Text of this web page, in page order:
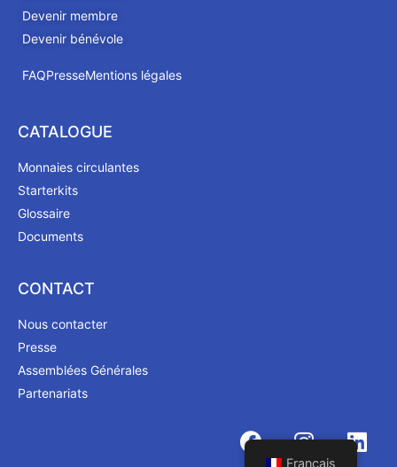
Devenir membre
Devenir bénévole
FAQPresseMentions légales
CATALOGUE
Monnaies circulantes
Starterkits
Glossaire
Documents
CONTACT
Nous contacter
Presse
Assemblées Générales
Partenariats
Français